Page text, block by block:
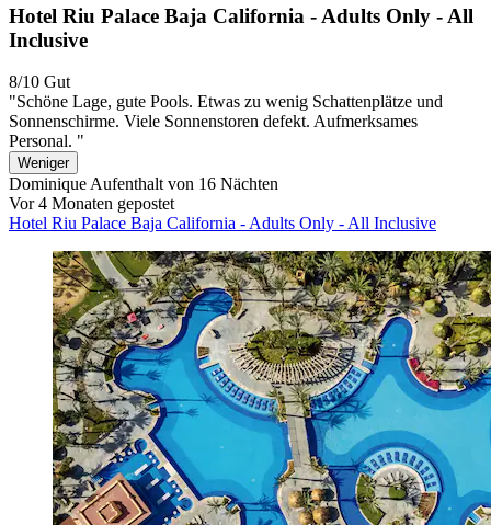
Hotel Riu Palace Baja California - Adults Only - All
Inclusive
8/10 Gut
"Schöne Lage, gute Pools. Etwas zu wenig Schattenplätze und
Sonnenschirme. Viele Sonnenstoren defekt. Aufmerksames
Personal. "
Weniger
Dominique Aufenthalt von 16 Nächten
Vor 4 Monaten gepostet
Hotel Riu Palace Baja California - Adults Only - All Inclusive